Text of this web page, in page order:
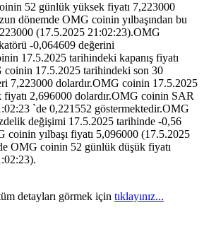
52 günlük yüksek fiyatı 7,223000
dönemde OMG coinin yılbaşından bu
(17.5.2025 21:02:23).OMG
-0,064609 değerini
17.5.2025 tarihindeki kapanış fiyatı
coinin 17.5.2025 tarihindeki son 30
7,223000 dolardır.OMG coinin 17.5.2025
2,696000 dolardır.OMG coinin SAR
`de 0,221552 göstermektedir.OMG
değişimi 17.5.2025 tarihinde -0,56
coinin yılbaşı fiyatı 5,096000 (17.5.2025
OMG coinin 52 günlük düşük fiyatı
detayları görmek için tıklayınız...